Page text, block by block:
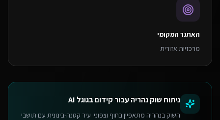
האתגר המקומי
מרכזיות אזורית
ניתוח שוקנהריהעבור קידום בגוגל AI
השוק בנהריה מתאפיין בחוף וצפוני. עיר קטנה-בינונית עם תושבי